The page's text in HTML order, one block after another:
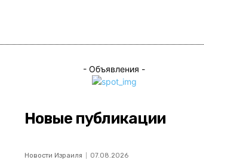
- Объявления -
Новые публикации
Новости Израиля 07.08.2026